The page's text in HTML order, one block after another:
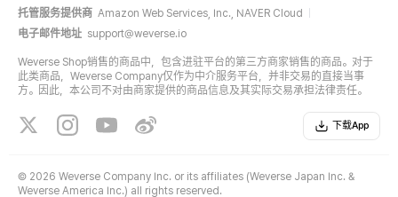
托管服务提供商 Amazon Web Services, Inc., NAVER Cloud
电子邮件地址 support@weverse.io
Weverse Shop销售的商品中，包含进驻平台的第三方商家销售的商品。对于
此类商品，Weverse Company仅作为中介服务平台，并非交易的直接当事
方。因此，本公司不对由商家提供的商品信息及其实际交易承担法律责任。
下载App
© 2026 Weverse Company Inc. or its affiliates (Weverse Japan Inc. &
Weverse America Inc.) all rights reserved.